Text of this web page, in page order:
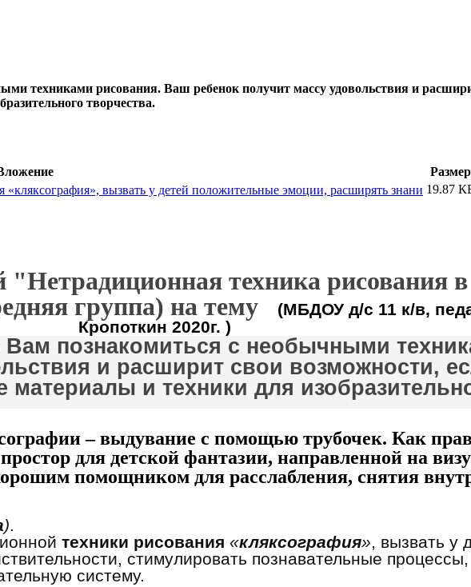
техниками рисования. Ваш ребенок получит массу удовольствия и
творчества.
Размер
вызвать у детей положительные эмоции, расширять знани 19.87
"Нетрадиционная техника рисования
группа) на тему
(МБДОУ д/с 11 к/в,
Кропоткин 2020г. )
познакомиться с необычными
и расширит свои возможности,
и техники для
– выдувание с помощью трубочек. Как
для детской фантазии, направленной на
помощником для расслабления, снятия
).
техники рисования «кляксография», вызвать у
стимулировать познавательные
систему.